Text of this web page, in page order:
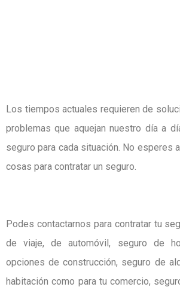
Los tiempos actuales requieren de
problemas que aquejan nuestro día a
seguro para cada situación. No esperes
cosas para contratar un seguro.
Podes contactarnos para contratar tu
de viaje, de automóvil, seguro de
opciones de construcción, seguro de
habitación como para tu comercio,